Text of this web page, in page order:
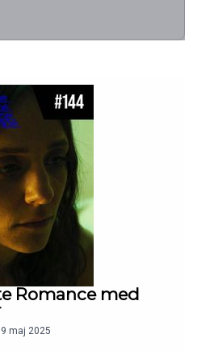
Romance med
maj 2025